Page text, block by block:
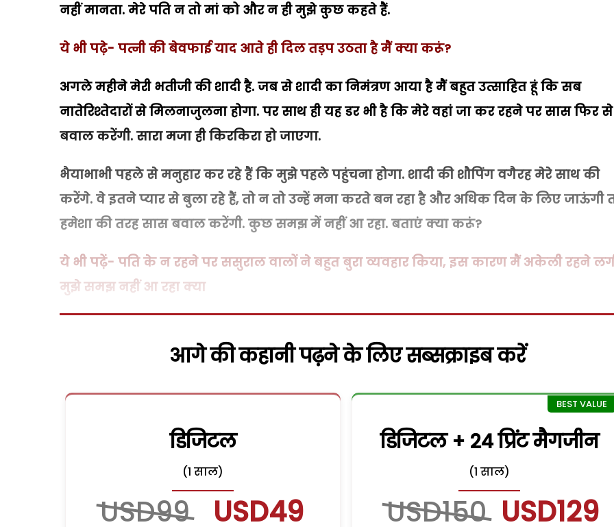
नहीं मानता. मेरे पति न तो मां को और न ही मुझे कुछ कहते हैं.
ये भी पढ़े- पत्नी की बेवफाई याद आते ही दिल तड़प उठता है मैं क्या करूं?
अगले महीने मेरी भतीजी की शादी है. जब से शादी का निमंत्रण आया है मैं बहुत उत्साहित हूं कि सब
नातेरिश्तेदारों से मिलनाजुलना होगा. पर साथ ही यह डर भी है कि मेरे वहां जा कर रहने पर सास फिर से
बवाल करेंगी. सारा मजा ही किरकिरा हो जाएगा.
भैयाभाभी पहले से मनुहार कर रहे हैं कि मुझे पहले पहुंचना होगा. शादी की शौपिंग वगैरह मेरे साथ की
करेंगे. वे इतने प्यार से बुला रहे हैं, तो न तो उन्हें मना करते बन रहा है और अधिक दिन के लिए जाऊंगी
हमेशा की तरह सास बवाल करेंगी. कुछ समझ में नहीं आ रहा. बताएं क्या करूं?
ये भी पढ़ें- पति के न रहने पर ससुराल वालों ने बहुत बुरा व्यवहार किया, इस कारण मैं अकेली रहने
मुझे समझ नहीं आ रहा क्या
आगे की कहानी पढ़ने के लिए सब्सक्राइब करें
डिजिटल
(1 साल)
USD99 USD49
डिजिटल + 24 प्रिंट मैगजीन
(1 साल)
USD150 USD129